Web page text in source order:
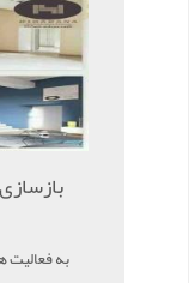
به فعالیت